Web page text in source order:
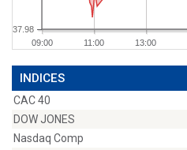
09:00 11:00 13:00
37.98
INDICES
CAC 40
DOW JONES
Nasdaq Comp